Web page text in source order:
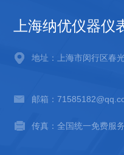
上海纳优仪器仪
地址：上海市闵行区春
邮箱：
传真：全国统一免费服